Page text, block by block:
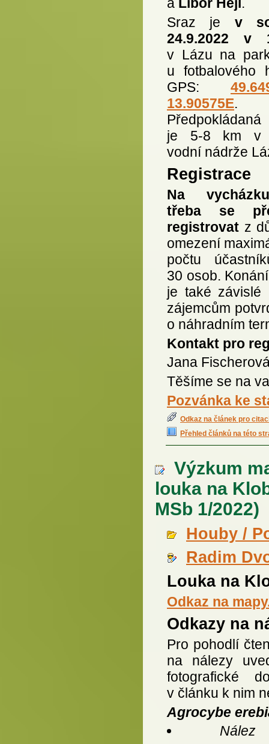
Sraz je v
24.9.2022 v
v Lázu na
u fotbalového
GPS:
13.90575E.
je 5-8 km v
vodní nádrže
Registrace
Na
třeba se
registrovat z
omezení
počtu
30 osob.
je také závislé
zájemcům
o náhradním
Kontakt pro
Jana
Těšíme se na
Pozvánka ke
Odkaz na článek pro
Přehled článků na této
Výzkum
louka na
MSb 1/2022)
Houby /
Radim
Louka na
Odkaz na
Odkazy na
Pro pohodlí
na nálezy
fotografické
v článku k nim
Agrocybe